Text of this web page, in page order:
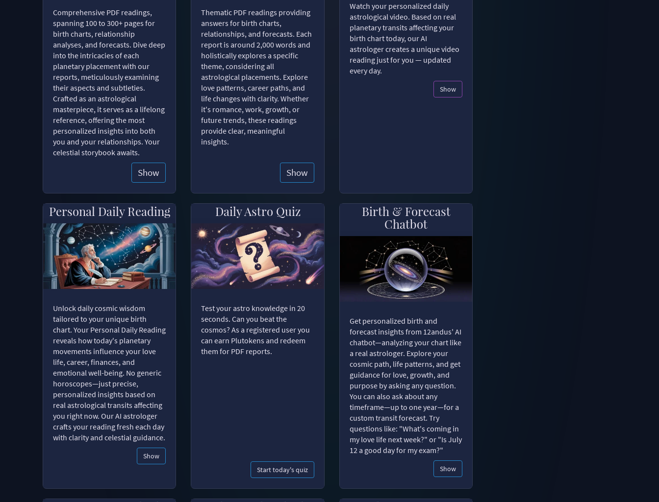
Comprehensive PDF readings,
spanning 100 to 300+ pages for
birth charts, relationship
analyses, and forecasts. Dive deep
into the intricacies of each
planetary placement with our
reports, meticulously examining
their aspects and subtleties.
Crafted as an astrological
masterpiece, it serves as a lifelong
reference, offering the most
personalized insights into both
you and your relationships. Your
celestial storybook awaits.
Show
Thematic PDF readings providing
answers for birth charts,
relationships, and forecasts. Each
report is around 2,000 words and
holistically explores a specific
theme, considering all
astrological placements. Explore
love patterns, career paths, and
life changes with clarity. Whether
it's romance, work, growth, or
future trends, these readings
provide clear, meaningful
insights.
Show
Watch your personalized daily
astrological video. Based on real
planetary transits affecting your
birth chart today, our AI
astrologer creates a unique video
reading just for you — updated
every day.
Show
Personal Daily Reading
Unlock daily cosmic wisdom
tailored to your unique birth
chart. Your Personal Daily Reading
reveals how today's planetary
movements influence your love
life, career, finances, and
emotional well-being. No generic
horoscopes—just precise,
personalized insights based on
real astrological transits affecting
you right now. Our AI astrologer
crafts your reading fresh each day
with clarity and celestial guidance.
Show
Daily Astro Quiz
Test your astro knowledge in 20
seconds. Can you beat the
cosmos? As a registered user you
can earn Plutokens and redeem
them for PDF reports.
Start today's quiz
Birth & Forecast
Chatbot
Get personalized birth and
forecast insights from 12andus' AI
chatbot—analyzing your chart like
a real astrologer. Explore your
cosmic path, life patterns, and get
guidance for love, growth, and
purpose by asking any question.
You can also ask about any
timeframe—up to one year—for a
custom transit forecast. Try
questions like: "What's coming in
my love life next week?" or "Is July
12 a good day for my exam?"
Show